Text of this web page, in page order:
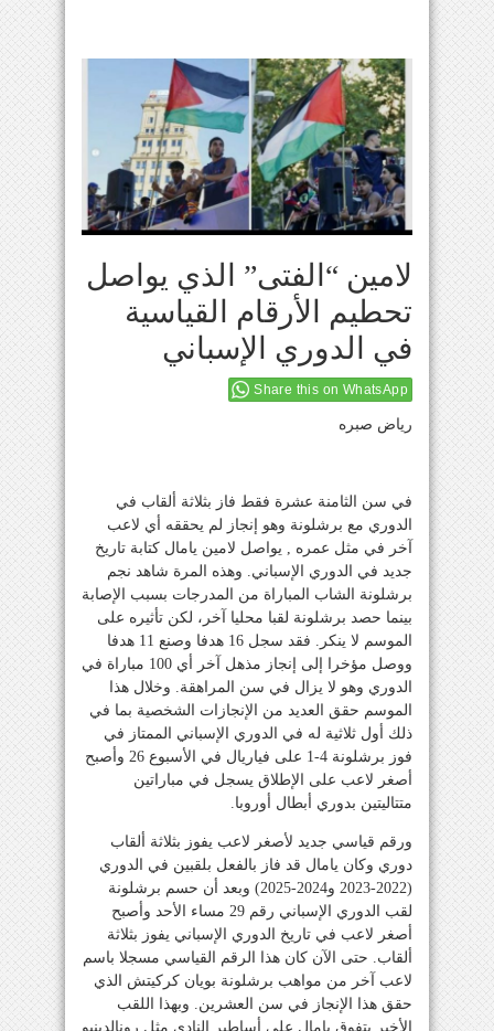
لامين “الفتى” الذي يواصل
تحطيم الأرقام القياسية
في الدوري الإسباني
Share this on WhatsApp
رياض صبره
في سن الثامنة عشرة فقط فاز بثلاثة ألقاب في
الدوري مع برشلونة وهو إنجاز لم يحققه أي لاعب
آخر في مثل عمره , يواصل لامين يامال كتابة تاريخ
جديد في الدوري الإسباني. وهذه المرة شاهد نجم
برشلونة الشاب المباراة من المدرجات بسبب الإصابة
بينما حصد برشلونة لقبا محليا آخر، لكن تأثيره على
الموسم لا ينكر. فقد سجل 16 هدفا وصنع 11 هدفا
ووصل مؤخرا إلى إنجاز مذهل آخر أي 100 مباراة في
الدوري وهو لا يزال في سن المراهقة. وخلال هذا
الموسم حقق العديد من الإنجازات الشخصية بما في
ذلك أول ثلاثية له في الدوري الإسباني الممتاز في
فوز برشلونة 4-1 على فياريال في الأسبوع 26 وأصبح
أصغر لاعب على الإطلاق يسجل في مباراتين
متتاليتين بدوري أبطال أوروبا.
ورقم قياسي جديد لأصغر لاعب يفوز بثلاثة ألقاب
دوري وكان يامال قد فاز بالفعل بلقبين في الدوري
(2022-2023 و2024-2025) وبعد أن حسم برشلونة
لقب الدوري الإسباني رقم 29 مساء الأحد وأصبح
أصغر لاعب في تاريخ الدوري الإسباني يفوز بثلاثة
ألقاب. حتى الآن كان هذا الرقم القياسي مسجلا باسم
لاعب آخر من مواهب برشلونة بويان كركيتش الذي
حقق هذا الإنجاز في سن العشرين. وبهذا اللقب
الأخير يتفوق يامال على أساطير النادي مثل رونالدينيو